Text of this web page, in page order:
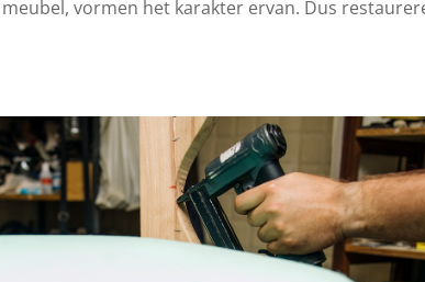
vormen het karakter ervan. Dus